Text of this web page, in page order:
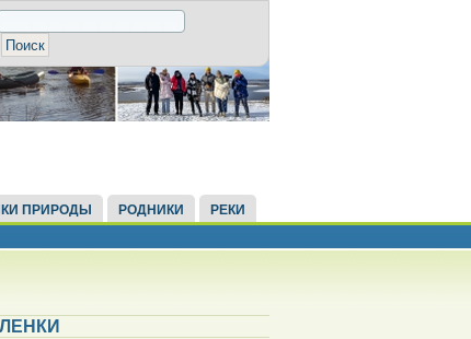
ПРИРОДЫ РОДНИКИ РЕКИ